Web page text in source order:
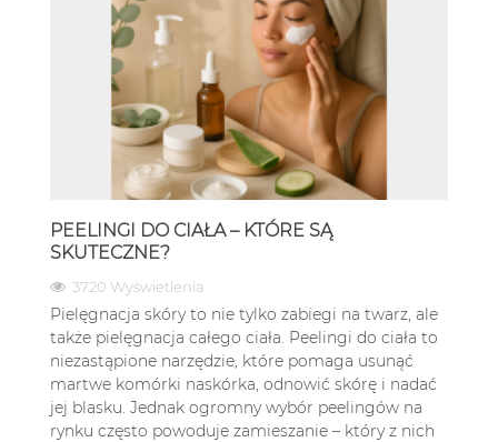
PEELINGI DO CIAŁA – KTÓRE SĄ
SKUTECZNE?
3720 Wyświetlenia
Pielęgnacja skóry to nie tylko zabiegi na twarz, ale
także pielęgnacja całego ciała. Peelingi do ciała to
niezastąpione narzędzie, które pomaga usunąć
martwe komórki naskórka, odnowić skórę i nadać
jej blasku. Jednak ogromny wybór peelingów na
rynku często powoduje zamieszanie – który z nich